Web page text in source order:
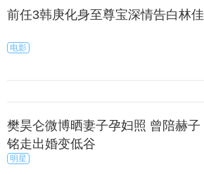
前任3韩庚化身至尊宝深情告白林佳
电影
樊昊仑微博晒妻子孕妇照 曾陪赫子
铭走出婚变低谷
明星